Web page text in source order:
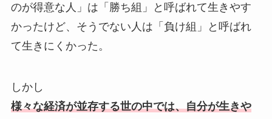
のが得意な人」は「勝ち組」と呼ばれて生きやす
かったけど、そうでない人は「負け組」と呼ばれ
て生きにくかった。
しかし
様々な経済が並存する世の中では、自分が生きや